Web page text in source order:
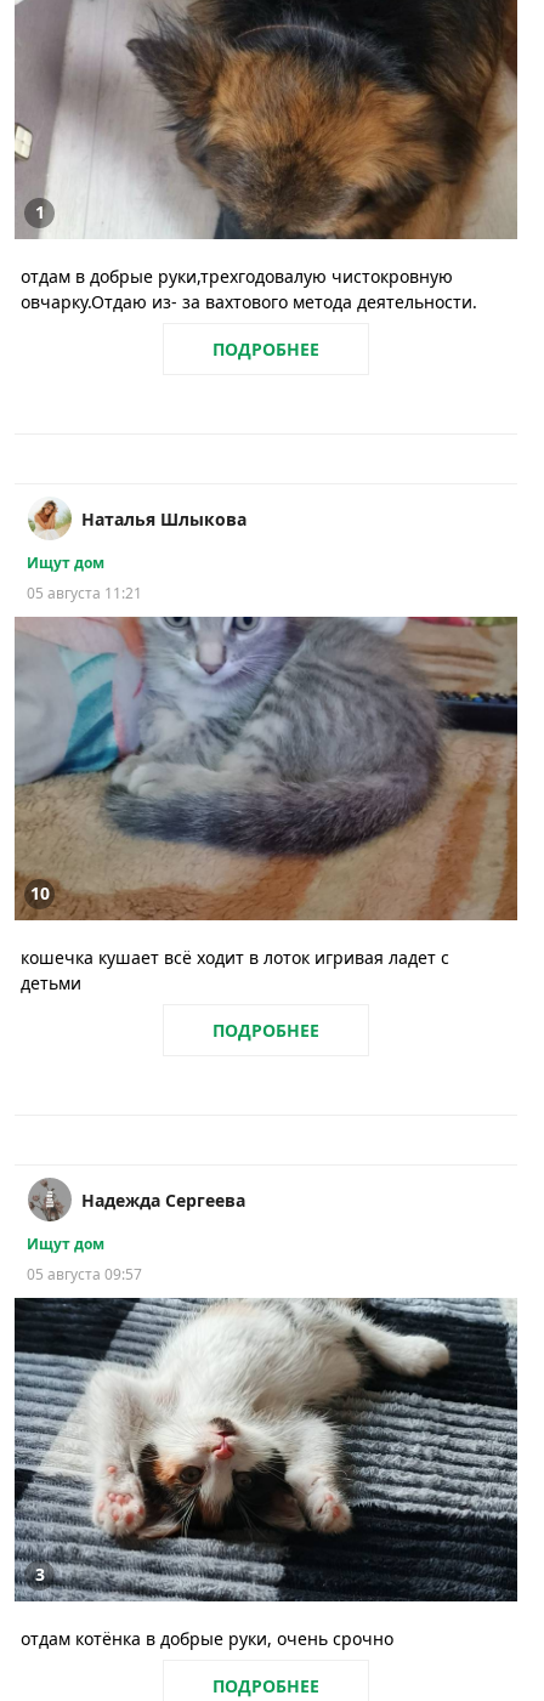
1
отдам в добрые руки,трехгодовалую чистокровную
овчарку.Отдаю из- за вахтового метода деятельности.
ПОДРОБНЕЕ
Наталья Шлыкова
Ищут дом
05 августа 11:21
10
кошечка кушает всё ходит в лоток игривая ладет с
детьми
ПОДРОБНЕЕ
Надежда Сергеева
Ищут дом
05 августа 09:57
3
отдам котёнка в добрые руки, очень срочно
ПОДРОБНЕЕ